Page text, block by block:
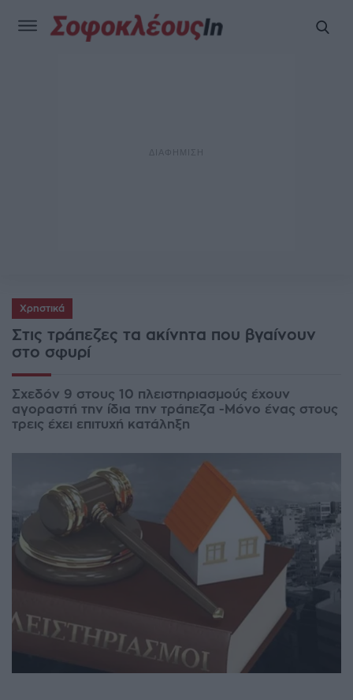
Χρηστικά
Στις τράπεζες τα ακίνητα που βγαίνουν
στο σφυρί
Σχεδόν 9 στους 10 πλειστηριασμούς έχουν
αγοραστή την ίδια την τράπεζα -Mόνο ένας στους
τρεις έχει επιτυχή κατάληξη